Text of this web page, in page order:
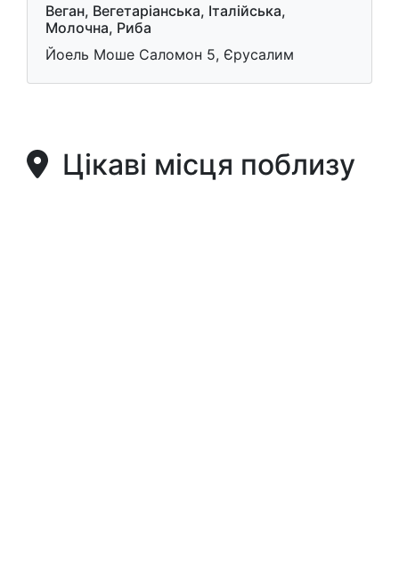
Веган, Вегетаріанська, Італійська,
Молочна, Риба
Йоель Моше Саломон 5, Єрусалим
Цікаві місця поблизу